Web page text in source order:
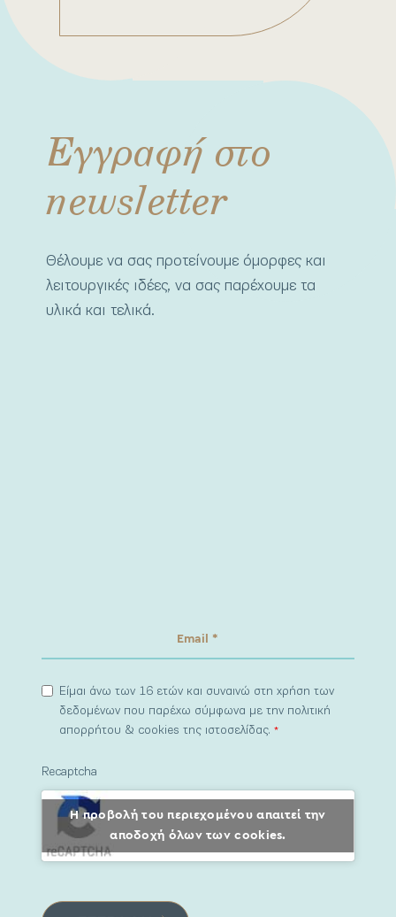
Εγγραφή στο
newsletter
Θέλουμε να σας προτείνουμε όμορφες και
λειτουργικές ιδέες, να σας παρέχουμε τα
υλικά και τελικά.
Είμαι άνω των 16 ετών και συναινώ στη χρήση των
δεδομένων που παρέχω σύμφωνα με την πολιτική
απορρήτου & cookies της ιστοσελίδας.*
Recaptcha
Η προβολή του περιεχομένου απαιτεί την
αποδοχή όλων των cookies.